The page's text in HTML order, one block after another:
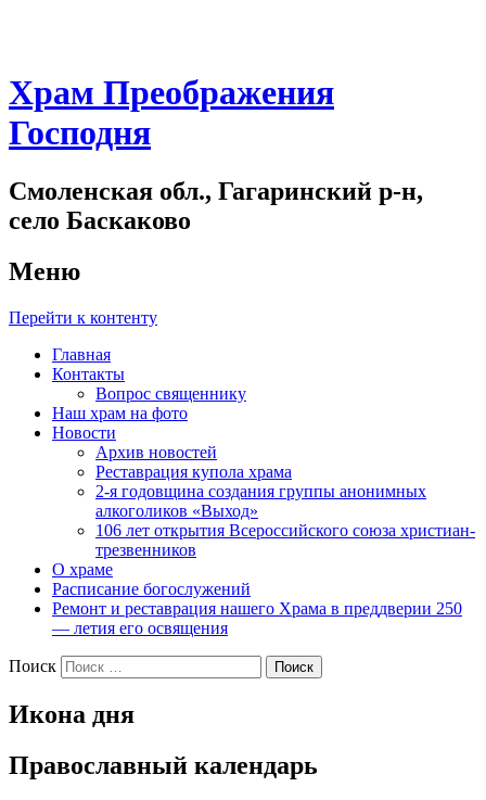
Храм Преображения
Господня
Смоленская обл., Гагаринский р-н,
село Баскаково
Меню
Перейти к контенту
Главная
Контакты
Вопрос священнику
Наш храм на фото
Новости
Архив новостей
Реставрация купола храма
2-я годовщина создания группы анонимных
алкоголиков «Выход»
106 лет открытия Всероссийского союза христиан-
трезвенников
О храме
Расписание богослужений
Ремонт и реставрация нашего Храма в преддверии 250
— летия его освящения
Поиск
Икона дня
Православный календарь